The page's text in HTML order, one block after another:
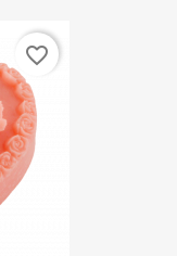
favorite_border